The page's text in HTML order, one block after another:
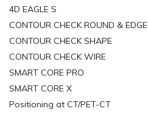
4D EAGLE S
CONTOUR CHECK ROUND & EDGE
CONTOUR CHECK SHAPE
CONTOUR CHECK WIRE
SMART CORE PRO
SMART CORE X
Positioning at CT/PET-CT